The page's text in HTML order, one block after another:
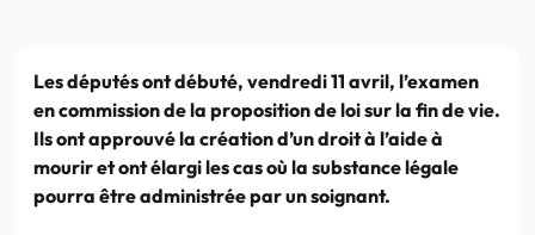
Les députés ont débuté, vendredi 11 avril, l’examen
en commission de la proposition de loi sur la fin de vie.
Ils ont approuvé la création d’un droit à l’aide à
mourir et ont élargi les cas où la substance légale
pourra être administrée par un soignant.